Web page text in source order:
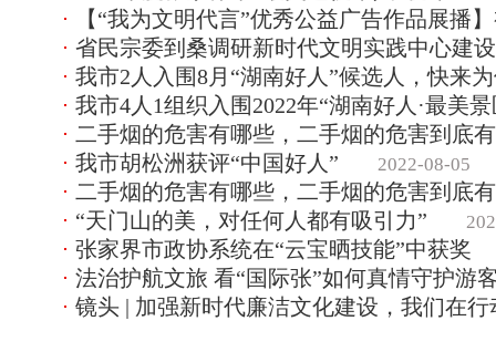
【“我为文明代言”优秀公益广告作品展播
省民宗委到桑调研新时代文明实践中心建
我市2人入围8月“湖南好人”候选人，快来
我市4人1组织入围2022年“湖南好人·最美
二手烟的危害有哪些，二手烟的危害到底
我市胡松洲获评“中国好人”
2022-08-05
二手烟的危害有哪些，二手烟的危害到底
“天门山的美，对任何人都有吸引力”
张家界市政协系统在“云宝晒技能”中获奖
法治护航文旅 看“国际张”如何真情守护游
镜头 | 加强新时代廉洁文化建设，我们在